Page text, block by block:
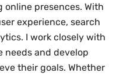
presences. With
experience, search
I work closely with
and develop
their goals. Whether